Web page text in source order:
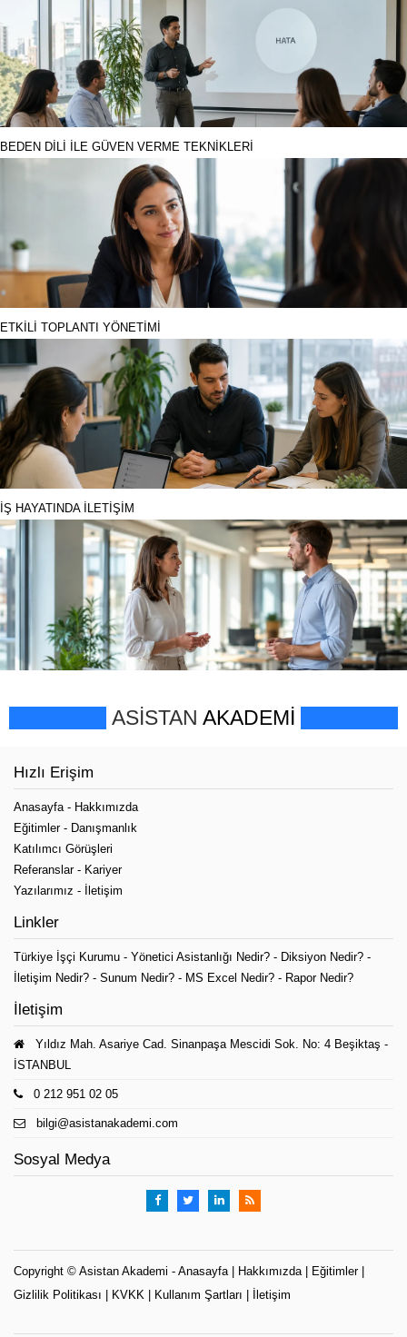
BEDEN DİLİ İLE GÜVEN VERME TEKNİKLERİ
ETKİLİ TOPLANTI YÖNETİMİ
İŞ HAYATINDA İLETİŞİM
ASİSTAN AKADEMİ
Hızlı Erişim
Anasayfa- Hakkımızda
Eğitimler- Danışmanlık
Katılımcı Görüşleri
Referanslar- Kariyer
Yazılarımız - İletişim
Linkler
Türkiye İşçi Kurumu - Yönetici Asistanlığı Nedir? - Diksiyon Nedir? -
İletişim Nedir? - Sunum Nedir? - MS Excel Nedir? - Rapor Nedir?
İletişim
Yıldız Mah. Asariye Cad. Sinanpaşa Mescidi Sok. No: 4 Beşiktaş -
İSTANBUL
0 212 951 02 05
bilgi@asistanakademi.com
Sosyal Medya
Copyright © Asistan Akademi - Anasayfa| Hakkımızda| Eğitimler|
Gizlilik Politikası
KVKK Kullanım Şartları İletişim